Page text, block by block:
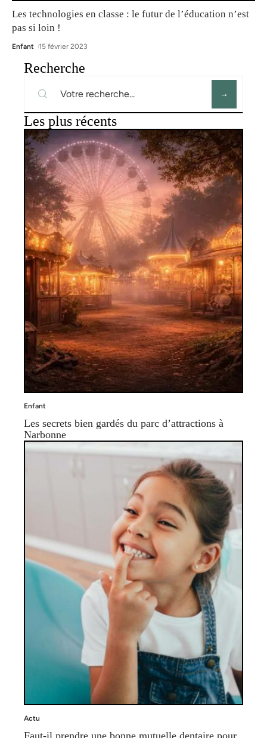
Les technologies en classe : le futur de l’éducation n’est
pas si loin !
Enfant 15 février 2023
Recherche
Les plus récents
Enfant
Les secrets bien gardés du parc d’attractions à
Narbonne
Actu
Faut-il prendre une bonne mutuelle dentaire pour